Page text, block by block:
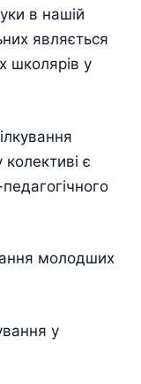
в нашій
являється
школярів у
є
молодших
у